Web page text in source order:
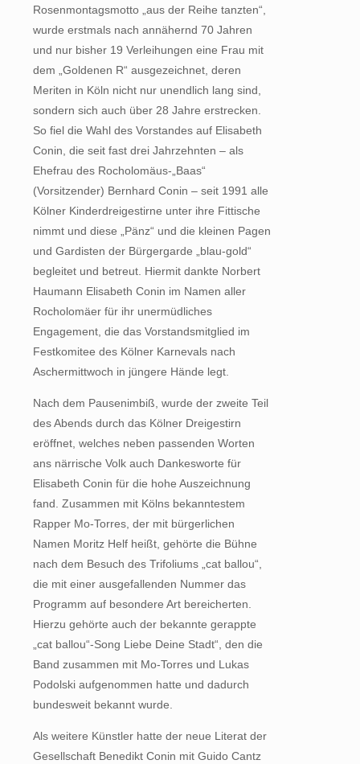
Rosenmontagsmotto „aus der Reihe tanzten“,
wurde erstmals nach annähernd 70 Jahren
und nur bisher 19 Verleihungen eine Frau mit
dem „Goldenen R“ ausgezeichnet, deren
Meriten in Köln nicht nur unendlich lang sind,
sondern sich auch über 28 Jahre erstrecken.
So fiel die Wahl des Vorstandes auf Elisabeth
Conin, die seit fast drei Jahrzehnten – als
Ehefrau des Rocholomäus-„Baas“
(Vorsitzender) Bernhard Conin – seit 1991 alle
Kölner Kinderdreigestirne unter ihre Fittische
nimmt und diese „Pänz“ und die kleinen Pagen
und Gardisten der Bürgergarde „blau-gold“
begleitet und betreut. Hiermit dankte Norbert
Haumann Elisabeth Conin im Namen aller
Rocholomäer für ihr unermüdliches
Engagement, die das Vorstandsmitglied im
Festkomitee des Kölner Karnevals nach
Aschermittwoch in jüngere Hände legt.
Nach dem Pausenimbiß, wurde der zweite Teil
des Abends durch das Kölner Dreigestirn
eröffnet, welches neben passenden Worten
ans närrische Volk auch Dankesworte für
Elisabeth Conin für die hohe Auszeichnung
fand. Zusammen mit Kölns bekanntestem
Rapper Mo-Torres, der mit bürgerlichen
Namen Moritz Helf heißt, gehörte die Bühne
nach dem Besuch des Trifoliums „cat ballou“,
die mit einer ausgefallenden Nummer das
Programm auf besondere Art bereicherten.
Hierzu gehörte auch der bekannte gerappte
„cat ballou“-Song Liebe Deine Stadt“, den die
Band zusammen mit Mo-Torres und Lukas
Podolski aufgenommen hatte und dadurch
bundesweit bekannt wurde.
Als weitere Künstler hatte der neue Literat der
Gesellschaft Benedikt Conin mit Guido Cantz